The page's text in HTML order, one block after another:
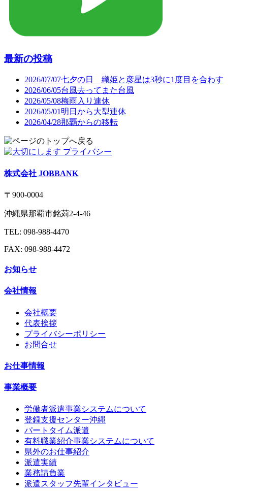
最新の投稿
2026/07/07七夕の日 織姫と彦星は3秒に1度目を合わす
2026/06/05台風去ってまた台風
2026/05/08梅雨入り連休
2026/05/01 明日から大型連休
2026/04/28那覇からの移転
株式会社 JOBBANK
〒900-0004
沖縄県那覇市銘苅2-4-46
TEL: 098-988-4470
FAX: 098-988-4472
お知らせ
会社情報
会社概要
代表挨拶
プライバシーポリシー
お問合せ
お仕事情報
事業概要
労働者派遣事業システムについて
登録支援センター沖縄
パートタイム派遣
有料職業紹介事業システムについて
県外のお仕事紹介
派遣実績
業務請負業
派遣スタッフ先輩インタビュー